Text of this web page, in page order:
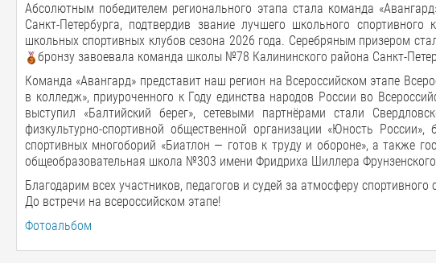
Абсолютным победителем регионального этапа стала команда
Санкт-Петербурга, подтвердив звание лучшего школьного
школьных спортивных клубов сезона 2026 года. Серебряным призером
бронзу завоевала команда школы №78 Калининского района Санкт-
Команда «Авангард» представит наш регион на Всероссийском этапе
в колледж», приуроченного к Году единства народов России во
выступил «Балтийский берег», сетевыми партнёрами стали
физкультурно-спортивной общественной организации «Юность
спортивных многоборий «Биатлон — готов к труду и обороне», а также
общеобразовательная школа №303 имени Фридриха Шиллера Фрунзенского
Благодарим всех участников, педагогов и судей за атмосферу
До встречи на всероссийском этапе!
Фотоальбом